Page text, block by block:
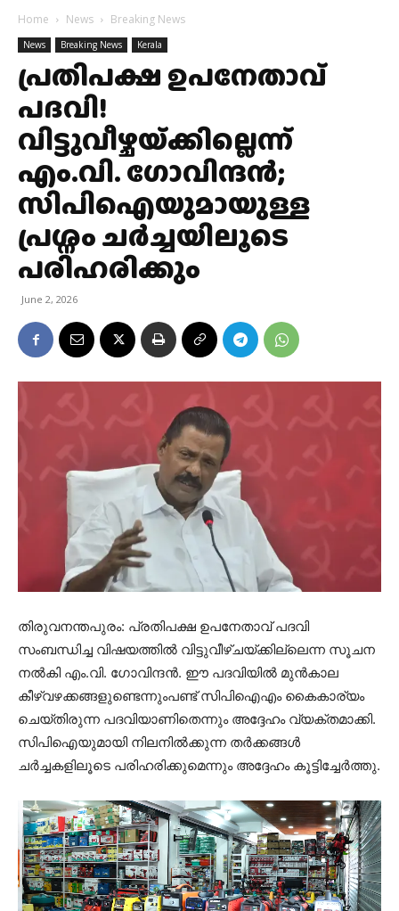
Home News Breaking News
News Breaking News Kerala
പ്രതിപക്ഷ ഉപനേതാവ്
പദവി!
വിട്ടുവീഴ്ചയ്‌ക്കില്ലെന്ന്
എം.വി. ഗോവിന്ദൻ;
സിപിഐയുമായുള്ള
പ്രശ്നം ചർച്ചയിലൂടെ
പരിഹരിക്കും
June 2, 2026
തിരുവനന്തപുരം: പ്രതിപക്ഷ ഉപനേതാവ് പദവി
സംബന്ധിച്ച വിഷയത്തിൽ വിട്ടുവീഴ്ചയ്ക്കില്ലെന്ന സൂചന
നൽകി എം.വി. ഗോവിന്ദൻ. ഈ പദവിയിൽ മുൻകാല
കീഴ്‌വഴക്കങ്ങളുണ്ടെന്നുംപണ്ട് സിപിഐഎം കൈകാര്യം
ചെയ്തിരുന്ന പദവിയാണിതെന്നും അദ്ദേഹം വ്യക്തമാക്കി.
സിപിഐയുമായി നിലനിൽക്കുന്ന തർക്കങ്ങൾ
ചർച്ചകളിലൂടെ പരിഹരിക്കുമെന്നും അദ്ദേഹം കൂട്ടിച്ചേർത്തു.